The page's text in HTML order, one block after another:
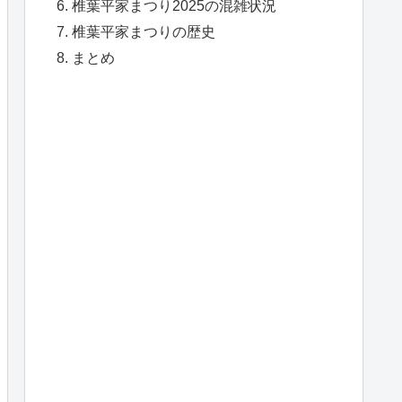
椎葉平家まつり2025の混雑状況
椎葉平家まつりの歴史
まとめ